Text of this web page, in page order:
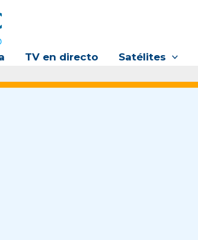
TV en directo Satélites